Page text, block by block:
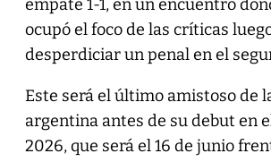
empate 1-1, en un encuentro
ocupó el foco de las críticas
desperdiciar un penal en el
Este será el último amistoso de
argentina antes de su debut en
2026, que será el 16 de junio